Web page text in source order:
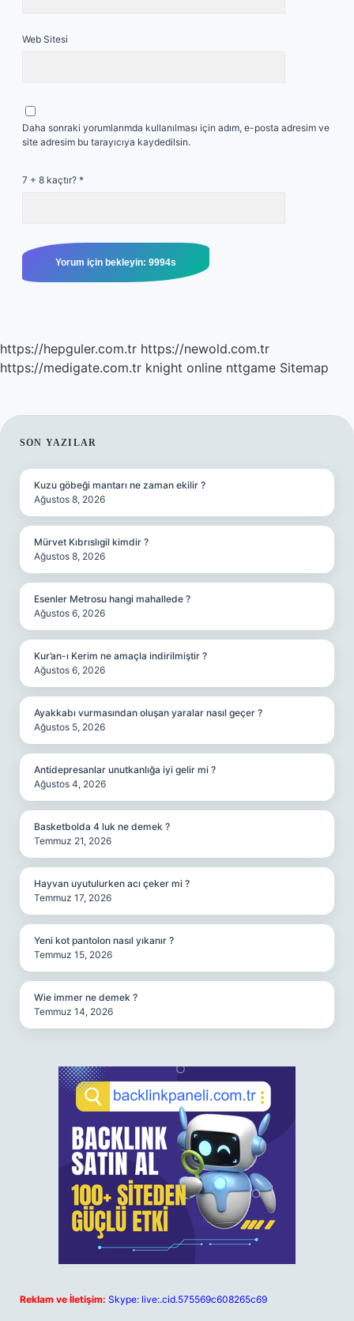
Web Sitesi
Daha sonraki yorumlarımda kullanılması için adım, e-posta adresim ve
site adresim bu tarayıcıya kaydedilsin.
7 + 8 kaçtır? *
https://hepguler.com.tr https://newold.com.tr
https://medigate.com.tr knight online nttgame Sitemap
SIDEBAR
SON YAZILAR
Kuzu göbeği mantarı ne zaman ekilir ?
Ağustos 8, 2026
Mürvet Kıbrıslıgil kimdir ?
Ağustos 8, 2026
Esenler Metrosu hangi mahallede ?
Ağustos 6, 2026
Kur’an-ı Kerim ne amaçla indirilmiştir ?
Ağustos 6, 2026
Ayakkabı vurmasından oluşan yaralar nasıl geçer ?
Ağustos 5, 2026
Antidepresanlar unutkanlığa iyi gelir mi ?
Ağustos 4, 2026
Basketbolda 4 luk ne demek ?
Temmuz 21, 2026
Hayvan uyutulurken acı çeker mi ?
Temmuz 17, 2026
Yeni kot pantolon nasıl yıkanır ?
Temmuz 15, 2026
Wie immer ne demek ?
Temmuz 14, 2026
Reklam ve İletişim: Skype: live:.cid.575569c608265c69